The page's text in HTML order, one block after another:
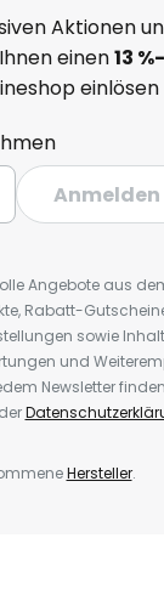
Aktionen
einen13 %
Anmelden
Angebote aus
Rabatt-
sowie
und
Newsletter
Hersteller.